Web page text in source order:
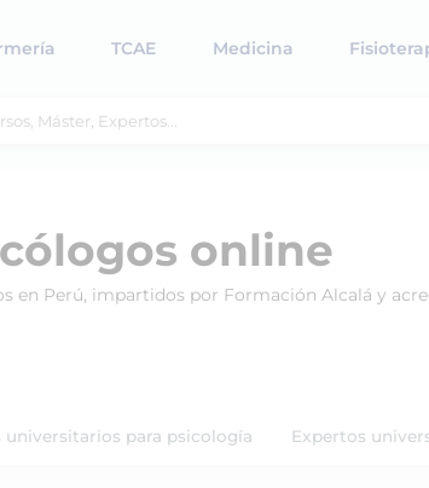
TCAE Medicina
online
en Perú, impartidos por Formación Alcalá y
universitarios para psicología Expertos